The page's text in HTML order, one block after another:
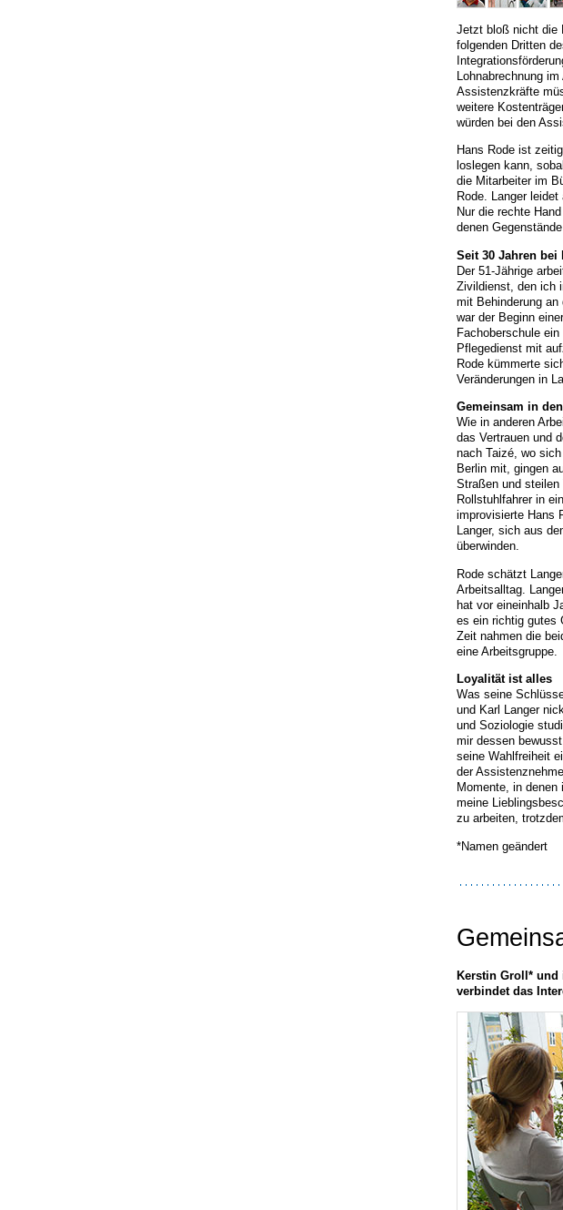
Jetzt bloß nicht die
folgenden Dritten
Lohnabrechnung
Assistenzkräfte
weitere
würden bei den
Hans Rode ist
loslegen kann,
die Mitarbeiter im
Rode. Langer
Nur die rechte
denen
Seit 30 Jahren bei
Der 51-Jährige
Zivildienst, den ich
mit Behinderung an
war der Beginn
Fachoberschule
Pflegedienst mit
Rode kümmerte
Veränderungen in
Gemeinsam in
Wie in anderen
das Vertrauen und
nach Taizé, wo
Berlin mit, gingen
Straßen und steilen
Rollstuhlfahrer in
improvisierte Hans
Langer, sich aus
überwinden.
Rode schätzt
Arbeitsalltag.
hat vor eineinhalb
es ein richtig gutes
Zeit nahmen die
eine Arbeitsgruppe.
Loyalität ist alles
Was seine
und Karl Langer
und Soziologie
mir dessen
seine Wahlfreiheit
der
Momente, in
meine
zu arbeiten,
*Namen geändert
Kerstin Groll* und
verbindet das